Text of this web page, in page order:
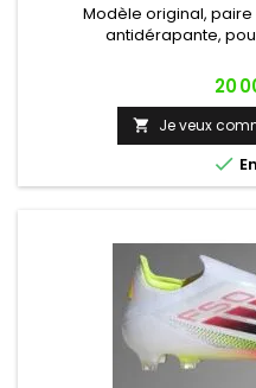
Modèle original,
antidérapante,
Prix
20
 Je veux
